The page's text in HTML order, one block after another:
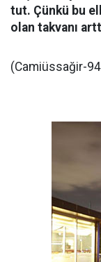
tut. Çünkü bu
olan takvanı
(Camiüssağir-